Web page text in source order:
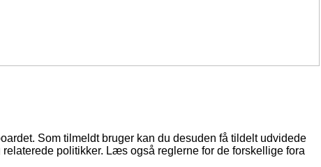
Som tilmeldt bruger kan du desuden få tildelt udvidede
politikker. Læs også reglerne for de forskellige fora